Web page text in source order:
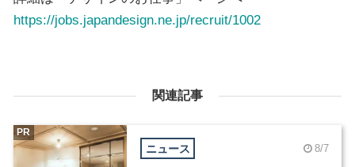
https://jobs.japandesign.ne.jp/recruit/1002
関連記事
ニュース 8/7
PR